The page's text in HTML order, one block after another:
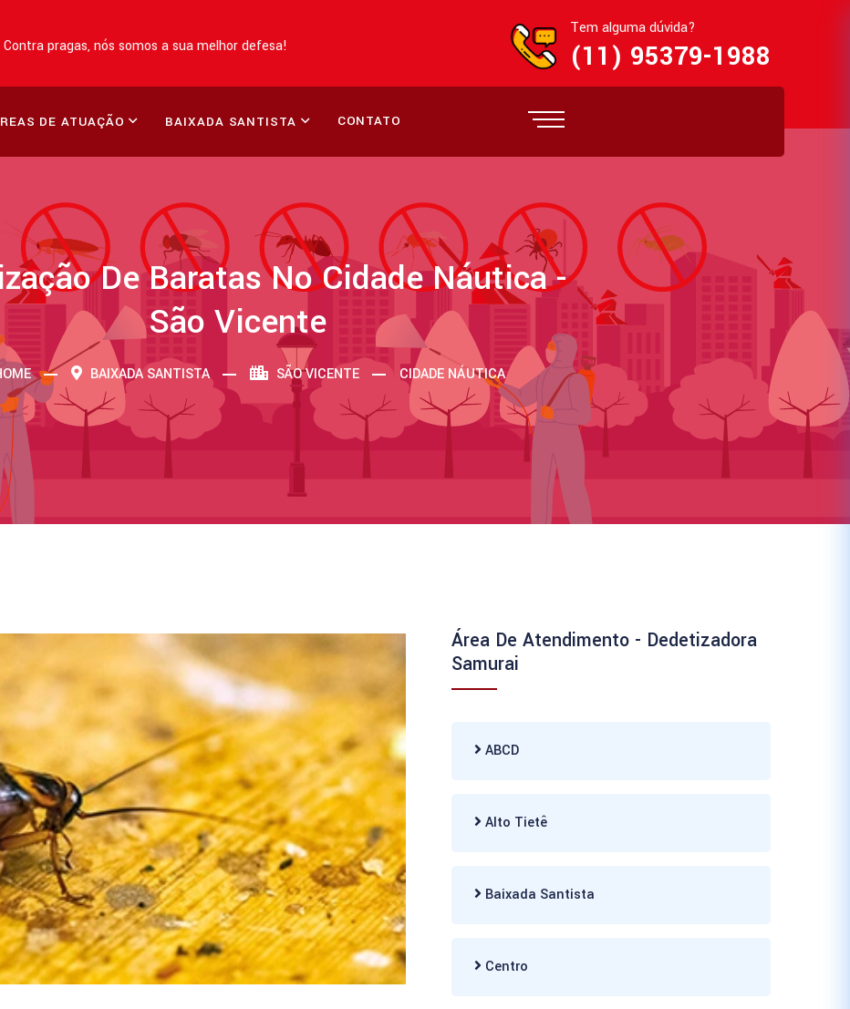
Contra pragas, nós somos a sua melhor defesa!
Tem alguma dúvida?
(11) 95379-1988
DE ATUAÇÃO BAIXADA SANTISTA CONTATO
De Baratas No Cidade Náutica -
São Vicente
BAIXADA SANTISTA SÃO VICENTE CIDADE NÁUTICA
Área De Atendimento - Dedetizadora
Samurai
ABCD
Alto Tietê
Baixada Santista
Centro